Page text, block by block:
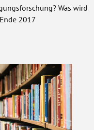
Was wird
2017